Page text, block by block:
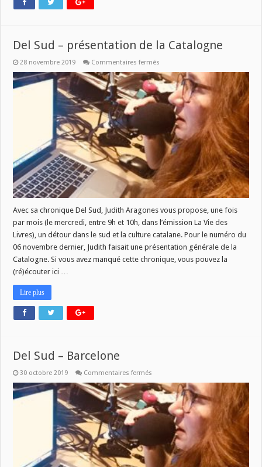
Del Sud – présentation de la Catalogne
28 novembre 2019 Commentaires fermés
Sud
–
présentation
Catalogne
Avec sa chronique Del Sud, Judith Aragones vous propose, une fois
par mois (le mercredi, entre 9h et 10h, dans l’émission La Vie des
Livres), un détour dans le sud et la culture catalane. Pour le numéro du
06 novembre dernier, Judith faisait une présentation générale de la
Catalogne. Si vous avez manqué cette chronique, vous pouvez la
(ré)écouter ici …
Lire plus
Del Sud – Barcelone
30 octobre 2019 Commentaires fermés
Sud
–
Barcelone